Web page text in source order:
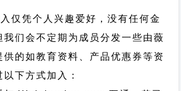
仅凭个人兴趣爱好，没有任何金
我们会不定期为成员分发一些由薇
供的如教育资料、产品优惠券等资
下方式加入：